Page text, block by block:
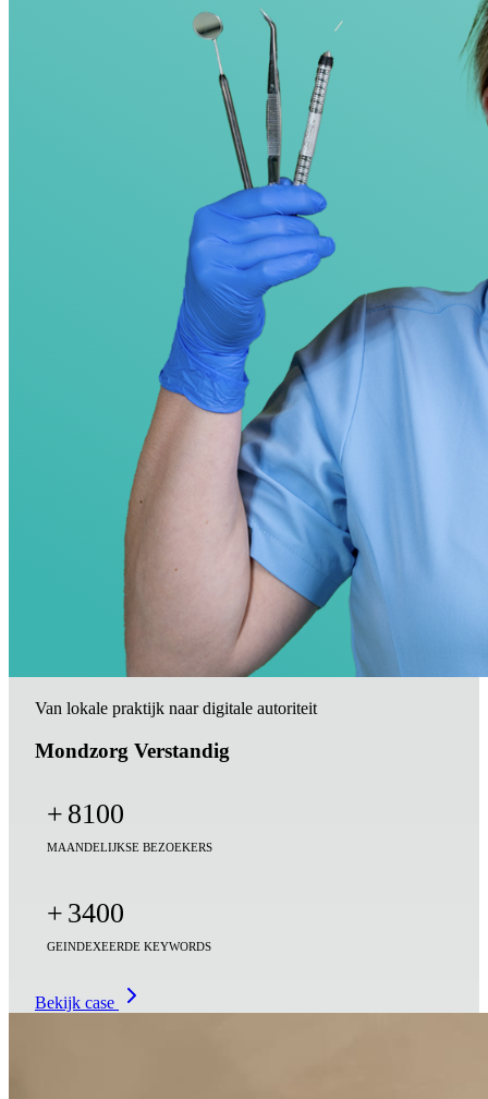
Van lokale praktijk naar digitale autoriteit
Mondzorg Verstandig
+ 8100
MAANDELIJKSE BEZOEKERS
+ 3400
GEINDEXEERDE KEYWORDS
Bekijk case